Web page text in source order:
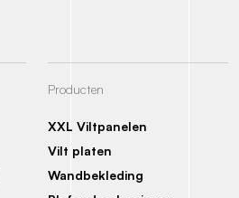
Producten
XXL Viltpanelen
Vilt platen
Wandbekleding